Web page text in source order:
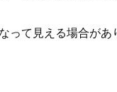
て見える場合があ